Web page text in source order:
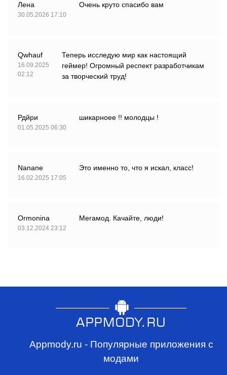
Лена
30.05.2026 17:10
Очень круто спасибо вам
Qwhauf
16.09.2025
02:12
Теперь исследую мир как настоящий
геймер! Огромный респект разработчикам
за творческий труд!
Рдйри
01.05.2025 06:30
шикарноее !! молодцы !
Nanane
16.02.2025 17:05
Это именно то, что я искал, класс!
Ormonina
03.12.2024 23:12
Мегамод. Качайте, люди!
Appmody.ru - Популярные приложения с
модами